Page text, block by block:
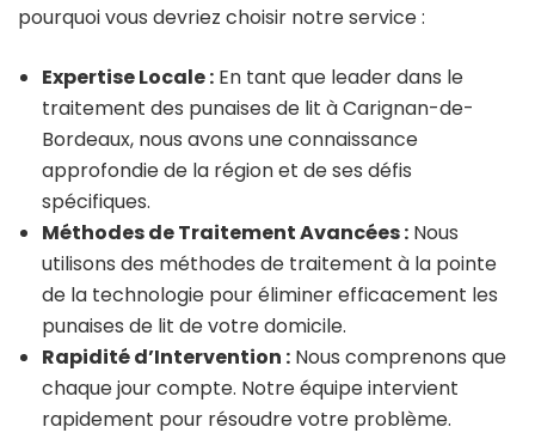
pourquoi vous devriez choisir notre service :
Expertise Locale : En tant que leader dans le
traitement des punaises de lit à Carignan-de-
Bordeaux, nous avons une connaissance
approfondie de la région et de ses défis
spécifiques.
Méthodes de Traitement Avancées : Nous
utilisons des méthodes de traitement à la pointe
de la technologie pour éliminer efficacement les
punaises de lit de votre domicile.
Rapidité d’Intervention : Nous comprenons que
chaque jour compte. Notre équipe intervient
rapidement pour résoudre votre problème.